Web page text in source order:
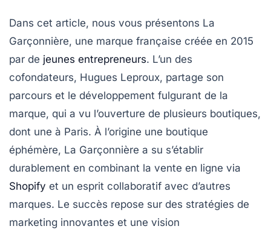
Dans cet article, nous vous présentons La
Garçonnière, une marque française créée en 2015
par de jeunes entrepreneurs. L’un des
cofondateurs, Hugues Leproux, partage son
parcours et le développement fulgurant de la
marque, qui a vu l’ouverture de plusieurs boutiques,
dont une à Paris. À l’origine une boutique
éphémère, La Garçonnière a su s’établir
durablement en combinant la vente en ligne via
Shopify et un esprit collaboratif avec d’autres
marques. Le succès repose sur des stratégies de
marketing innovantes et une vision